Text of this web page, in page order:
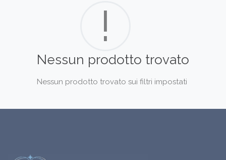
!
Nessun prodotto trovato
Nessun prodotto trovato sui filtri impostati